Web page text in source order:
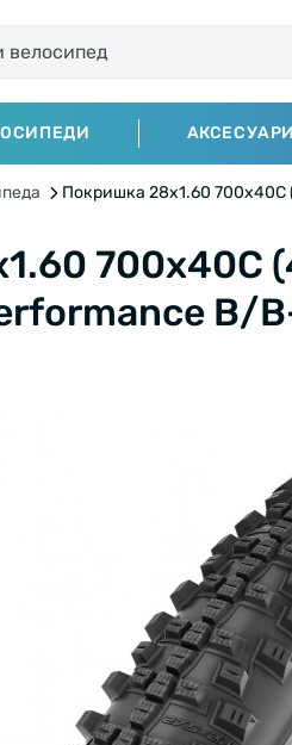
АКСЕСУАРИ
Покришка 28x1.60 700x40C
700x40C
B/
ДОСТАВКА НА